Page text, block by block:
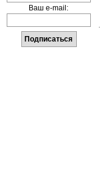
Ваш e-mail: